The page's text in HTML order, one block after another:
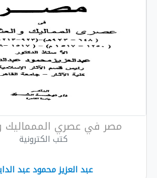
في عصري الممماليك و العث...
كتب الكترونية
عبد العزيز محمود عبد الدايم